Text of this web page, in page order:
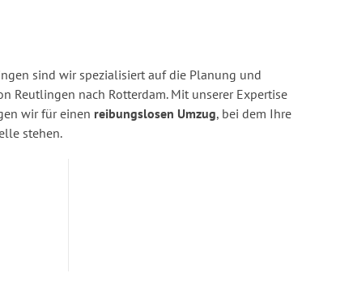
sind wir spezialisiert auf die Planung und
Reutlingen nach Rotterdam. Mit unserer Expertise
wir für einen reibungslosen Umzug, bei dem Ihre
stehen.